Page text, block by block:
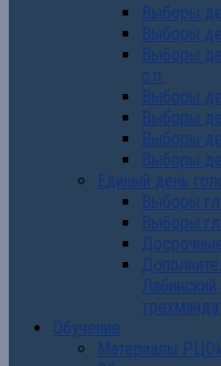
Выборы
Выборы
Выборы
с.п.
Выборы
Выборы
Выборы
Выборы
Единый день
Выборы
Выборы
Обучение
Материалы